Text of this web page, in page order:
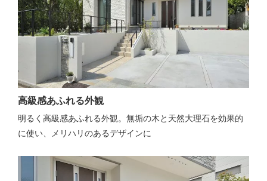
高級感あふれる外観
明るく高級感あふれる外観。無垢の木と天然大理石を効果的
に使い、メリハリのあるデザインに